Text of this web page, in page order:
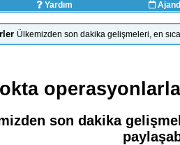
Yardım
Ülkemizden son dakika gelişmeleri, en
son dakika